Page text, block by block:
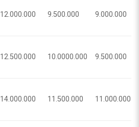
12.000.000 9.500.000 9.000.000
12.500.000 10.0000.000 9.500.000
14.000.000 11.500.000 11.000.000